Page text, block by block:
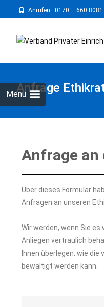
Anrufen : 0170 – 660 8081
MenuAnfrage
Anfrage
Über dieses Formular
Anfragen an unseren
Wir werden, wenn Sie es
Anliegen vertraulich
Ihnen überlegen, wie
bewältigt werden kann.